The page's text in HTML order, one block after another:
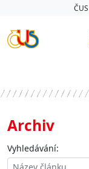
ČUS
Archiv
Vyhledávání: